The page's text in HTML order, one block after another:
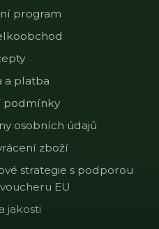
program
a platba
podmínky
osobních údajů
zboží
strategie s podporou
EU
jakosti